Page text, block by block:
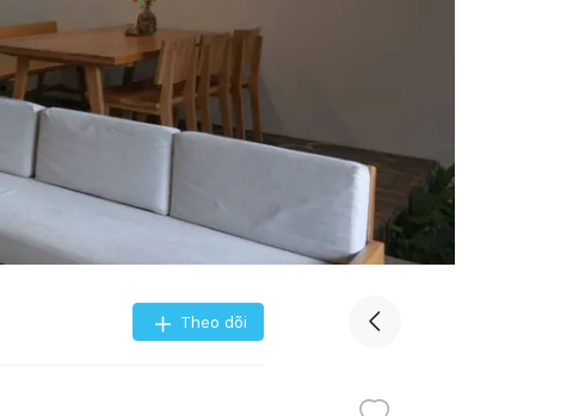
Theo dõi